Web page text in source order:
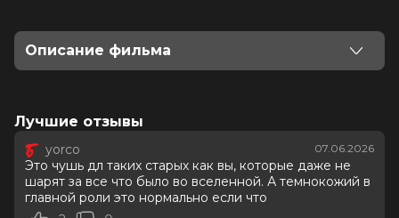
Описание фильма
подвале своего магазина, он оказывается в
коридоров с влажными коврами и шумящими
лампами.
Оценка
Лучшие отзывы
yorco 07.06.2026
Это чушь дл таких старых как вы, которые даже не
шарят за все что было во вселенной. А темнокожий в
главной роли это нормально если что